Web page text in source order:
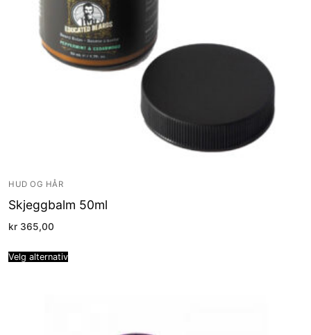
HUD OG HÅR
Skjeggbalm 50ml
kr 365,00
Velg alternativ